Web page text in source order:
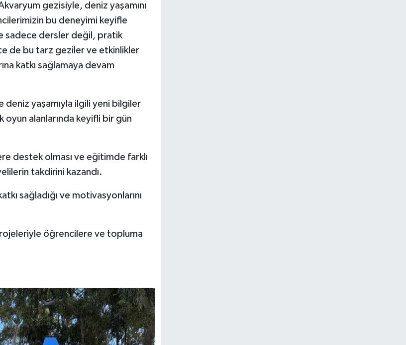
gezisiyle, deniz yaşamını
bu deneyimi keyifle
sadece dersler değil, pratik
de bu tarz geziler ve etkinlikler
katkı sağlamaya devam
yaşamıyla ilgili yeni bilgiler
oyun alanlarında keyifli bir gün
destek olması ve eğitimde farklı
takdirini kazandı.
sağladığı ve motivasyonlarını
öğrencilere ve topluma